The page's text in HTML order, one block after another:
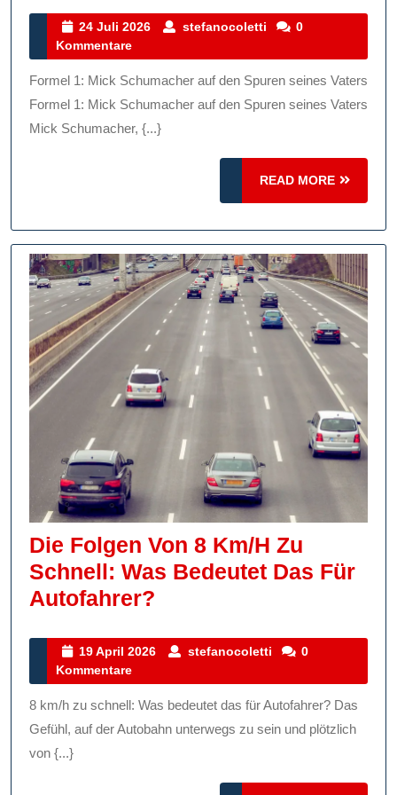
–
Auf
24 Juli 2026
24
2026
stefanocoletti stefanocoletti
0
Kommentare
Formel 1: Mick Schumacher auf den Spuren seines Vaters
Formel 1: Mick Schumacher auf den Spuren seines Vaters
Mick Schumacher, {...}
READ MORE
READ
MORE
Die Folgen Von 8 Km/h Zu
Schnell: Was Bedeutet Das Für
Autofahrer?
Von
Km/h
Zu
19 April 2026
19
2026
stefanocoletti stefanocoletti
0
Kommentare
8 km/h zu schnell: Was bedeutet das für Autofahrer? Das
Gefühl, auf der Autobahn unterwegs zu sein und plötzlich
von {...}